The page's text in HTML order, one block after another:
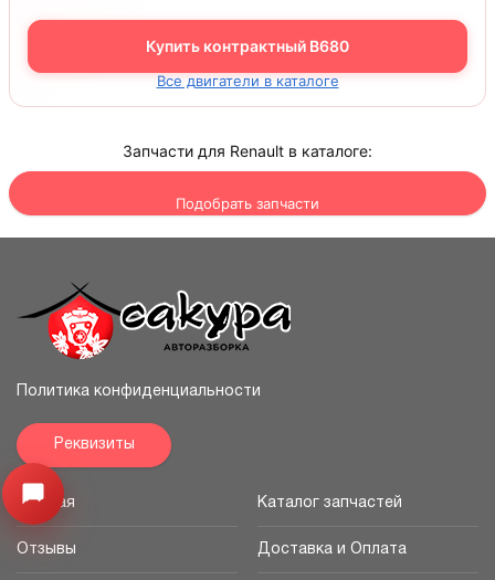
Купить контрактный B680
Все двигатели в каталоге
Запчасти для Renault в каталоге:
Подобрать запчасти
Узнайте цену запчасти -> Открыть меню
Политика конфиденциальности
Реквизиты
Главная Каталог запчастей
Отзывы Доставка и Оплата